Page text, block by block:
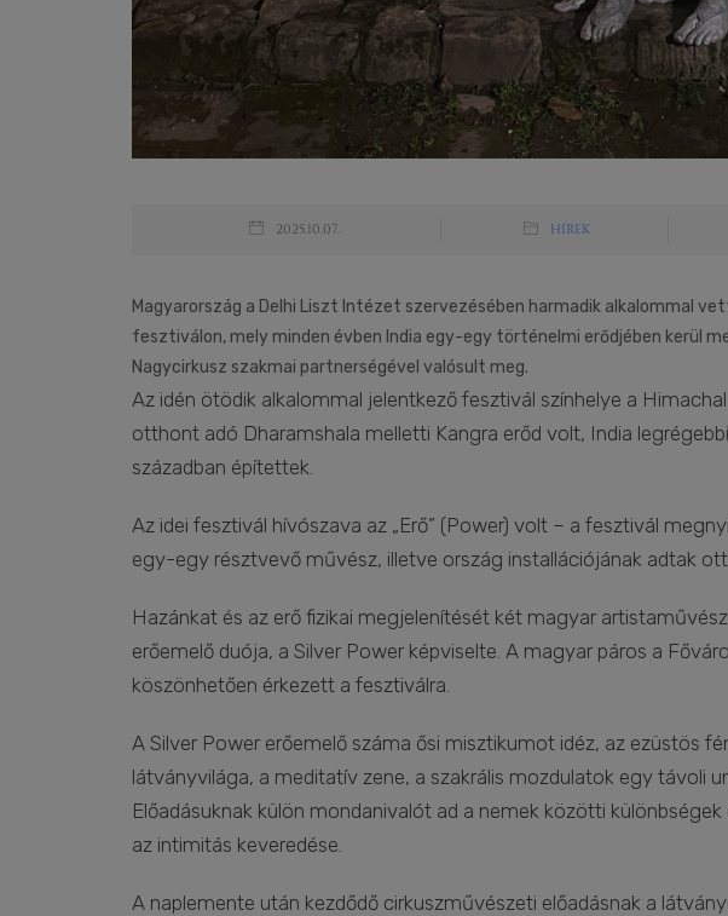
2025.10.07. HÍREK
Magyarország a Delhi Liszt Intézet szervezésében harmadik alkalommal
fesztiválon, mely minden évben India egy-egy történelmi erődjében kerül
Nagycirkusz szakmai partnerségével valósult meg.
Az idén ötödik alkalommal jelentkező fesztivál színhelye a
otthont adó Dharamshala melletti Kangra erőd volt, India
században építettek.
Az idei fesztivál hívószava az „Erő” (Power) volt – a fesztivál
egy-egy résztvevő művész, illetve ország installációjának adtak
Hazánkat és az erő fizikai megjelenítését két magyar
erőemelő duója, a Silver Power képviselte. A magyar páros a
köszönhetően érkezett a fesztiválra.
A Silver Power erőemelő száma ősi misztikumot idéz, az ezüstös
látványvilága, a meditatív zene, a szakrális mozdulatok egy távoli
Előadásuknak külön mondanivalót ad a nemek közötti
az intimitás keveredése.
A naplemente után kezdődő cirkuszművészeti előadásnak a